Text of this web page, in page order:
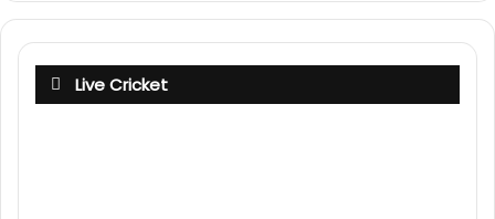
Live Cricket